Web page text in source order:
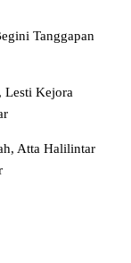
Tanggapan
Lesti Kejora
Atta Halilintar